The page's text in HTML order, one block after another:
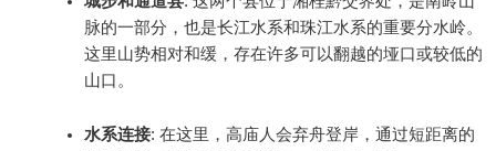
脉的一部分，也是长江水系和珠江水系的重要分水岭。
这里山势相对和缓，存在许多可以翻越的垭口或较低的
山口。
水系连接: 在这里，高庙人会弃舟登岸，通过短距离的